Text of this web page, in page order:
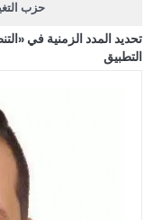
حزب
الجيش يفتح باب
الأمن يتلف 16 مليون حبة كبتاجون و1480 كغم مواد مخدرة
القاضي يلتقي رؤساء
تحديد المدد الزمنية في
التطبيق